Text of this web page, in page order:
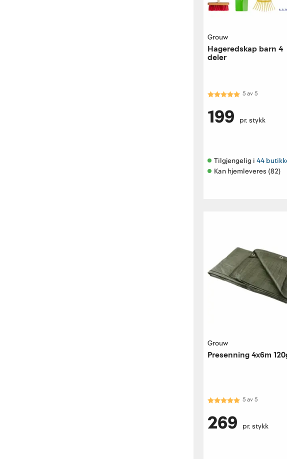
Grouw
Hageredskap barn 4
deler
Karakter:5.0 av 5
5av5
199 pr. stykk
Tilgjengelig i 44
Kan hjemleveres (82)
Grouw
Presenning 4x6m
Karakter:5.0 av 5
5av5
269 pr. stykk